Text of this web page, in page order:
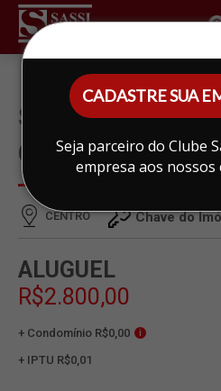
CADASTRE SUA
Seja parceiro do Clube
empresa aos nossos
SALÃO PARA
CENTRO,
CENTRO Chave do
ALUGUEL
R$2.800,00
+ Condomínio R$0,00 i
+ IPTU R$0,01